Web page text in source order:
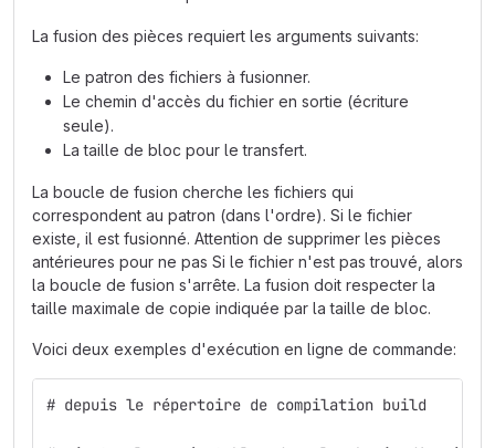
La fusion des pièces requiert les arguments suivants:
Le patron des fichiers à fusionner.
Le chemin d'accès du fichier en sortie (écriture
seule).
La taille de bloc pour le transfert.
La boucle de fusion cherche les fichiers qui
correspondent au patron (dans l'ordre). Si le fichier
existe, il est fusionné. Attention de supprimer les pièces
antérieures pour ne pas Si le fichier n'est pas trouvé, alors
la boucle de fusion s'arrête. La fusion doit respecter la
taille maximale de copie indiquée par la taille de bloc.
Voici deux exemples d'exécution en ligne de commande:
# depuis le répertoire de compilation build